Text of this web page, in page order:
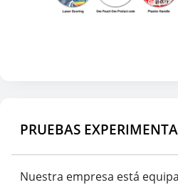
PRUEBAS
Nuestra empresa está